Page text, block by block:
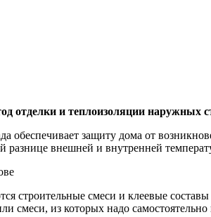
отделки и теплоизоляции наружных
обеспечивает защиту дома от
разнице внешней и внутренней
строительные смеси и клеевые
смеси, из которых надо